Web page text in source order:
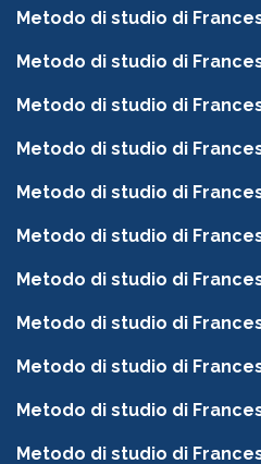
Metodo di studio di
Metodo di studio di
Metodo di studio di
Metodo di studio di
Metodo di studio di
Metodo di studio di
Metodo di studio di
Metodo di studio di
Metodo di studio di
Metodo di studio di
Metodo di studio di